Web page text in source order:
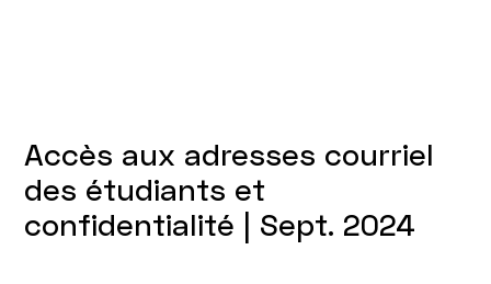
Accès aux adresses courriel
des étudiants et
confidentialité | Sept. 2024